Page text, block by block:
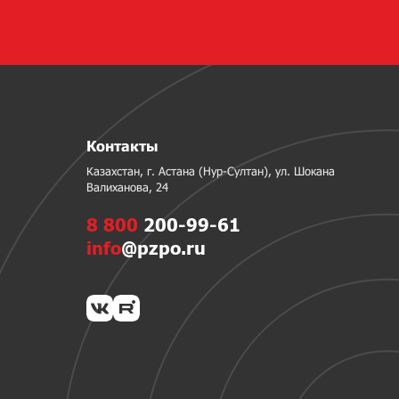
Контакты
Казахстан, г. Астана (Нур-Султан), ул. Шокана
Валиханова, 24
8 800 200-99-61
info@pzpo.ru